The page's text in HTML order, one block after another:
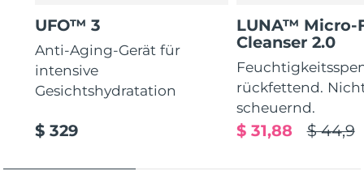
UFO™ 3
Anti-Aging-Gerät für
intensive
Gesichtshydratation
$ 329
LUNA™ Micro-
Cleanser 2.0
rückfettend.
scheuernd.
$ 44,9
$ 31,88